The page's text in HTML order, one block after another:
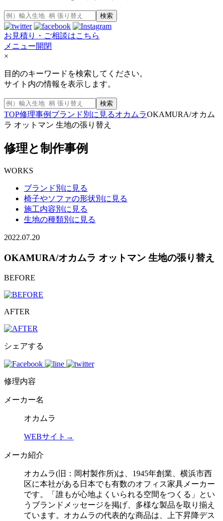
検索
お見積り・ご相談はこちら
メニュー開閉
×
目的のキーワードを検索してください。
サイト内の情報を表示します。
検索
TOP修理事例 ブランド別に見るオカムラOKAMURA/オカム
ラ オットマン 生地の張り替え
修理と制作事例
WORKS
ブランド別に見る
椅子やソファの形状別に見る
施工内容別に見る
生地の種類別に見る
2022.07.20
OKAMURA/オカムラ オットマン 生地の張り替え
BEFORE
AFTER
シェアする
修理内容
メーカー名
オカムラ
WEBサイト→
メーカ紹介
オカムラ(旧：岡村製作所)は、1945年創業、横浜市西
区に本社がある日本でも有数のオフィス家具メーカー
です。「誰もが心地よくいられる空間をつくる」とい
うブランドメッセージを掲げ、多様な製品を取り揃え
ています。オカムラの代表的な商品は、上下昇降デス